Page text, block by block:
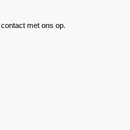
met ons op.